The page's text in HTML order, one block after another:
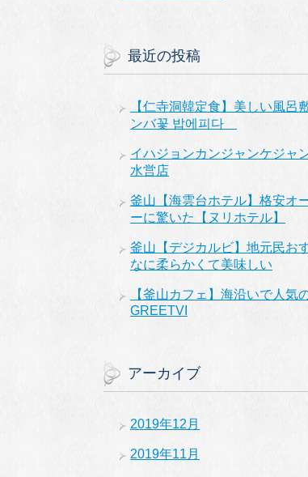
最近の投稿
【仁寺洞韓定食】美しい風呂
ンバ꽃 밥에피다
イハジョンカンジャンケジャ
水営店
釜山【海雲台ホテル】格安オ
ーに驚いた【ヌリホテル】
釜山【デジカルビ】地元民お
なに柔らかくて美味しい
【釜山カフェ】海沿いで人気
GREETVI
アーカイブ
2019年12月
2019年11月